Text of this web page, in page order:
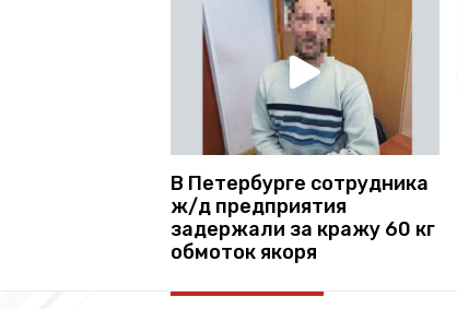
В Петербурге сотрудника
ж/д предприятия
задержали за кражу 60 кг
обмоток якоря